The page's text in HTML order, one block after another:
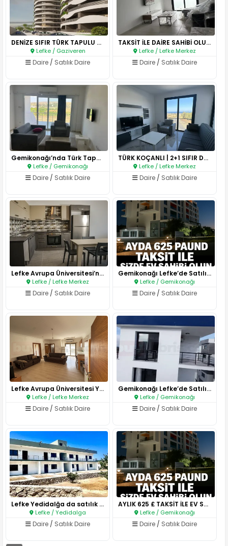
DENİZE SIFIR TÜRK TAPULU DAİRE..
Lefke / Gaziveren
Daire / Satılık Daire
TAKSİT İLE DAİRE SAHİBİ OLUN ..
Lefke / Lefke Merkez
Daire / Satılık Daire
Gemikonağı’nda Türk Tapulu SAT..
Lefke / Gemikonağı
Daire / Satılık Daire
TÜRK KOÇANLI | 2+1 SIFIR DAİR..
Lefke / Lefke Merkez
Daire / Satılık Daire
Lefke Avrupa Üniversitesi’ne s..
Lefke / Lefke Merkez
Daire / Satılık Daire
Gemikonağı Lefke’de Satılık De..
Lefke / Gemikonağı
Daire / Satılık Daire
Lefke Avrupa Üniversitesi Yanı..
Lefke / Lefke Merkez
Daire / Satılık Daire
Gemikonağı Lefke’de Satılık Tü..
Lefke / Gemikonağı
Daire / Satılık Daire
Lefke Yedidalğa da satılık 1+1..
Lefke / Yedidalga
Daire / Satılık Daire
AYLIK 625 £ TAKSİT İLE EV SAHİ..
Lefke / Gemikonağı
Daire / Satılık Daire